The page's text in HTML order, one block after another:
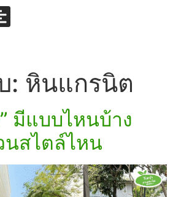
: หินแกรนิต
มีแบบไหนบ้าง
นสไตล์ไหน